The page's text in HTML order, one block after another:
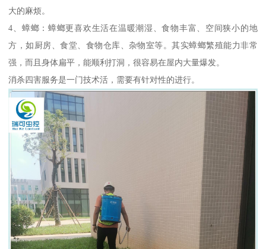
大的麻烦。
4、蟑螂：蟑螂更喜欢生活在温暖潮湿、食物丰富、空间狭小的地
方，如厨房、食堂、食物仓库、杂物室等。其实蟑螂繁殖能力非常
强，而且身体扁平，能顺利打洞，很容易在屋内大量爆发。
消杀四害服务是一门技术活，需要有针对性的进行。